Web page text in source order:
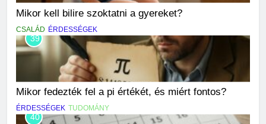
Mikor kell bilire szoktatni a gyereket?
CSALÁD ÉRDESSÉGEK
39
Mikor fedezték fel a pi értékét, és miért fontos?
ÉRDESSÉGEK TUDOMÁNY
40